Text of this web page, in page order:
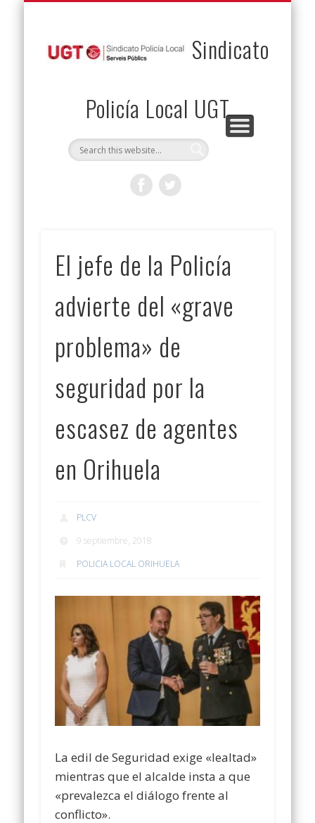
Sindicato
Policía Local UGT
El jefe de la Policía
advierte del «grave
problema» de
seguridad por la
escasez de agentes
en Orihuela
PLCV
9 septiembre, 2018
POLICIA LOCAL ORIHUELA
La edil de Seguridad exige «lealtad»
mientras que el alcalde insta a que
«prevalezca el diálogo frente al
conflicto».